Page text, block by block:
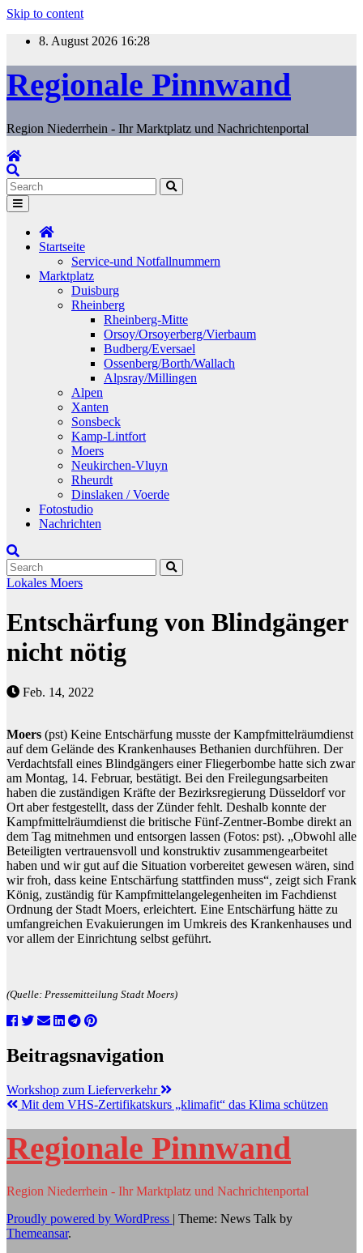
Skip to content
8. August 2026 16:28
Regionale Pinnwand
Region Niederrhein - Ihr Marktplatz und Nachrichtenportal
Startseite
Service-und Notfallnummern
Marktplatz
Duisburg
Rheinberg
Rheinberg-Mitte
Orsoy/Orsoyerberg/Vierbaum
Budberg/Eversael
Ossenberg/Borth/Wallach
Alpsray/Millingen
Alpen
Xanten
Sonsbeck
Kamp-Lintfort
Moers
Neukirchen-Vluyn
Rheurdt
Dinslaken / Voerde
Fotostudio
Nachrichten
Lokales Moers
Entschärfung von Blindgänger
nicht nötig
Feb. 14, 2022
Moers (pst) Keine Entschärfung musste der Kampfmittelräumdienst
auf dem Gelände des Krankenhauses Bethanien durchführen. Der
Verdachtsfall eines Blindgängers einer Fliegerbombe hatte sich zwar
am Montag, 14. Februar, bestätigt. Bei den Freilegungsarbeiten
haben die zuständigen Kräfte der Bezirksregierung Düsseldorf vor
Ort aber festgestellt, dass der Zünder fehlt. Deshalb konnte der
Kampfmittelräumdienst die britische Fünf-Zentner-Bombe direkt an
dem Tag mitnehmen und entsorgen lassen (Fotos: pst). „Obwohl alle
Beteiligten vertrauensvoll und konstruktiv zusammengearbeitet
haben und wir gut auf die Situation vorbereitet gewesen wären, sind
wir froh, dass keine Entschärfung stattfinden muss“, zeigt sich Frank
König, zuständig für Kampfmittelangelegenheiten im Fachdienst
Ordnung der Stadt Moers, erleichtert. Eine Entschärfung hätte zu
umfangreichen Evakuierungen im Umkreis des Krankenhauses und
vor allem der Einrichtung selbst geführt.
(Quelle: Pressemitteilung Stadt Moers)
Beitragsnavigation
Workshop zum Lieferverkehr
Mit dem VHS-Zertifikatskurs „klimafit“ das Klima schützen
Regionale Pinnwand
Region Niederrhein - Ihr Marktplatz und Nachrichtenportal
Proudly powered by WordPress | Theme: News Talk by
Themeansar.